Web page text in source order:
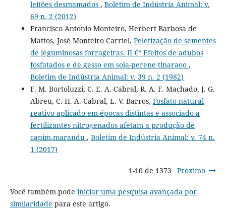
leitões desmamados , Boletim de Indústria Animal: v.
69 n. 2 (2012)
Francisco Antonio Monteiro, Herbert Barbosa de
Mattos, José Monteiro Carriel, Peletização de sementes
de leguminosas forrageiras. II €“ Efeitos de adubos
fosfatados e de gesso em soja-perene tinaraoo ,
Boletim de Indústria Animal: v. 39 n. 2 (1982)
F. M. Bortoluzzi, C. E. A. Cabral, R. A. F. Machado, J. G.
Abreu, C. H. A. Cabral, L. V. Barros, Fosfato natural
reativo aplicado em épocas distintas e associado a
fertilizantes nitrogenados afetam a produção de
capim-marandu , Boletim de Indústria Animal: v. 74 n.
1 (2017)
1-10 de 1373 Próximo
Você também pode iniciar uma pesquisa avançada por
similaridade para este artigo.